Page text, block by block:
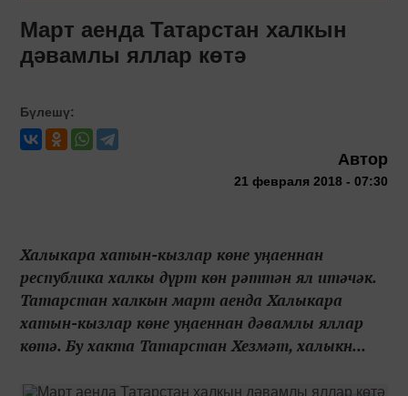
Март аенда Татарстан халкын
дәвамлы яллар көтә
Бүлешү:
Автор
21 февраля 2018 - 07:30
Халыкара хатын-кызлар көне уңаеннан
республика халкы дүрт көн рәттән ял итәчәк.
Татарстан халкын март аенда Халыкара
хатын-кызлар көне уңаеннан дәвамлы яллар
көтә. Бу хакта Татарстан Хезмәт, халыкн...